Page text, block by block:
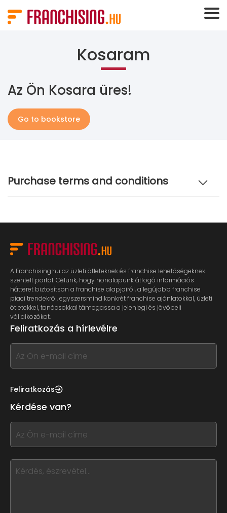
Kosaram
Az Ön Kosara üres!
Go to bookstore
Purchase terms and conditions
A Franchising.hu az üzleti ötleteknek és franchise lehetőségeknek
szentelt portál. Célunk, hogy honalapunk átfogó információs
hátteret biztosítson a franchise alapjairól, a legújabb franchise
piaci trendekről, egyszersmind konkrét franchise ajánlatokkal, üzleti
ötletekkel, tanácsokkal támogassa a jelenlegi és jövőbeli
vállalkozókat.
Feliratkozás a hírlevélre
If
you
this,
this
form
field
blank
Feliratkozás
Kérdése van?
If
you
this,